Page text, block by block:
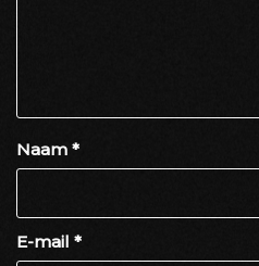
Naam *
E-mail *